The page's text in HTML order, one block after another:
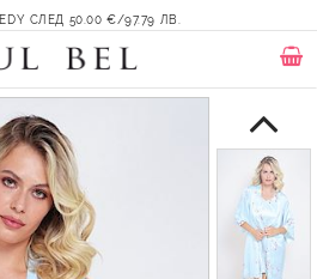
СЛЕД 50.00 €/97.79 ЛВ.